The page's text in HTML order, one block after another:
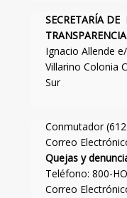
SECRETARÍA
Ignacio Allende
Villarino Colonia
Sur
Conmutador
Correo
Quejas y
Teléfono: 800-
Correo